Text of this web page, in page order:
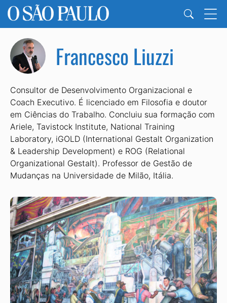
Francesco Liuzzi
Consultor de Desenvolvimento Organizacional e
Coach Executivo. É licenciado em Filosofia e doutor
em Ciências do Trabalho. Concluiu sua formação com
Ariele, Tavistock Institute, National Training
Laboratory, iGOLD (International Gestalt Organization
& Leadership Development) e ROG (Relational
Organizational Gestalt). Professor de Gestão de
Mudanças na Universidade de Milão, Itália.